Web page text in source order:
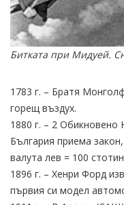
Битката при Мидуей.
1783 г. – Братя
горещ въздух.
1880 г. – 2
България приема
валута лев = 100
1896 г. – Хенри Форд
първия си модел